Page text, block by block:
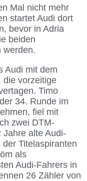
Mal nicht mehr
startet Audi dort
bevor in Adria
beiden
werden.
Audi mit dem
die vorzeitige
Timo
34. Runde im
fiel mit
zwei DTM-
Jahre alte Audi-
Titelaspiranten
als
Audi-Fahrers in
26 Zähler von